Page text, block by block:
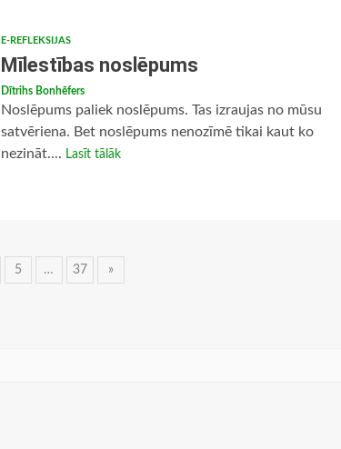
E-REFLEKSIJAS
Mīlestības noslēpums
Dītrihs Bonhēfers
Noslēpums paliek noslēpums. Tas izraujas no mūsu
satvēriena. Bet noslēpums nenozīmē tikai kaut ko
nezināt.... Lasīt tālāk
5 … 37 »